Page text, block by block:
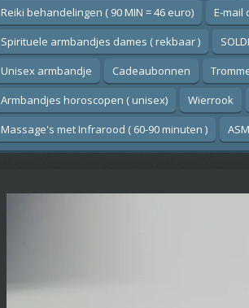
Reiki behandelingen ( 90 MIN = 46 euro)
E-mail
Spirituele armbandjes dames ( rekbaar )
Unisex armbandje
Cadeaubonnen
Armbandjes horoscopen ( unisex)
Wierrook
Massage's met Infrarood ( 60-90 minuten )